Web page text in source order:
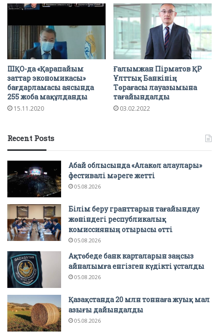
ШҚО-да «Қарапайым
заттар экономикасы»
бағдарламасы аясында
255 жоба мақұлданды
15.11.2020
Ғалымжан Пірматов ҚР
Ұлттық Банкінің
Төрағасы лауазымына
тағайындалды
03.02.2022
Recent Posts
Абай облысында «Алакөл алаулары»
фестивалі мәреге жетті
05.08.2026
Білім беру гранттарын тағайындау
жөніндегі республикалық
комиссияның отырысы өтті
05.08.2026
Ақтөбеде банк карталарын заңсыз
айналымға енгізген күдікті ұсталды
05.08.2026
Қазақстанда 20 млн тоннаға жуық мал
азығы дайындалды
05.08.2026